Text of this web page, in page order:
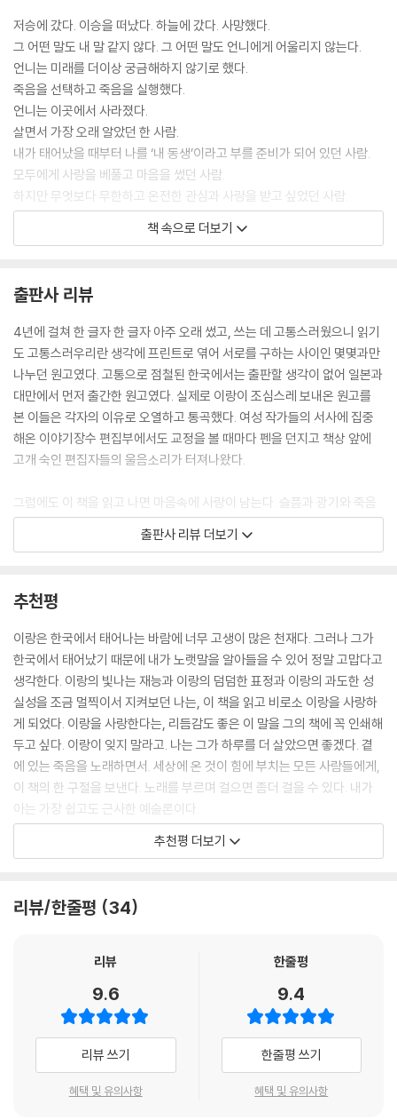
저승에 갔다. 이승을 떠났다. 하늘에 갔다. 사망했다.
그 어떤 말도 내 말 같지 않다. 그 어떤 말도 언니에게 어울리지 않는다.
언니는 미래를 더이상 궁금해하지 않기로 했다.
죽음을 선택하고 죽음을 실행했다.
언니는 이곳에서 사라졌다.
살면서 가장 오래 알았던 한 사람.
내가 태어났을 때부터 나를 ‘내 동생’이라고 부를 준비가 되어 있던 사람.
모두에게 사랑을 베풀고 마음을 썼던 사람.
하지만 무엇보다 무한하고 온전한 관심과 사랑을 받고 싶었던 사람.
그 한 사람의 인생과 이야기가 중단되었다. 나는 언니가 남긴 생각의 조각,
--- 「언니를 찾아서 _이슬(1983.11.3.~2021.12.10.)」 중에서
울면서 노래를 지어 불렀다. 내 입에서 흘러나오는 노래 가사를 울면서 받
아 적었다. 울면서 가사를 다듬었다. 완성한 노래를 세상에 꺼내놓았다. 그
리고 약을 먹고 잠이 들었다. 내 꿈속에는 여전히 서른다섯 살인 M과, 여전
히 서른네 살인 D와, 여전히 서른여덟 살인 언니가 등장했다. 언니의 마지
막 말도, M의 마지막 말도, D의 마지막(은 아니지만 투병중 자주 했던) 말
도 전부 ‘사랑’이었다는 것이 갑자기 기억났다.
사랑해, 이게 내 진심.
사랑했고, 사랑해요.
후년에는 언니보다 한 살 더 나이를 먹는다.
--- 「세 가지 죽음과 세 가지 사랑」 중에서
내가 아는 언니는 항상 나보다 공부를 잘했고, 나보다 사교적이고, 나보다
몸집이 크고 목소리가 크고 힘이 셌다. 뭐든 나보다 먼저였다. 중학교에 간
언니가 내 눈썹 정리를 해주었고, 코와 귀와 배꼽에 피어싱을 한 언니가 내
귀를 뚫어주었다. 나는 언니가 사온 테이프와 시디로 음악을 들었고, 언니
가 읽는 책, 언니가 읽는 잡지를 따라 읽었다. 언니가 가는 곳, 언니의 친구
들이 전부 궁금했다. 그것들이 점점 궁금해지지 않은 것은 중학교에 갈 즈
음부터였던 것 같다. 아니 그보다 더 뒤였던가. 내가 집을 나오게 된 이후였
생각해보니 18세에 집을 나와 고시원에 들어갔을 때, 내가 사는 고시원에
만 와줬다. 하지만 내게 열 살 연상의 애인이 있다는 걸 엄마에게 꼰지른 것
도 언니이고, 나 때문에 수능을 망쳐서 가고 싶은 대학에 못 갔다며(내가
찾아다니며 학원비를 받아내느라 공부할 시간이 부족했다고 한다) 두고두
고 나를 미워하기도 했다. 그때부터 언니는 나를 ‘너만 너 하고 싶은 대로
한다’며 비난했다. 하지만 점점 ‘너라도 너 하고 싶은 대로 하고 살라’고 말
을 바꾸었다.
언니는 가족이 싫다고 10대 때 집을 떠나 돌아오지 않는 내가, 부럽고 미웠
을까. 엄마와 아빠, 할머니와 동생을 돌보느라 정신없던 언니에게 나는 수
책 속으로 더보기
출판사 리뷰
4년에 걸쳐 한 글자 한 글자 아주 오래 썼고, 쓰는 데 고통스러웠으니 읽기
도 고통스러우리란 생각에 프린트로 엮어 서로를 구하는 사이인 몇몇과만
나누던 원고였다. 고통으로 점철된 한국에서는 출판할 생각이 없어 일본과
대만에서 먼저 출간한 원고였다. 실제로 이랑이 조심스레 보내온 원고를
본 이들은 각자의 이유로 오열하고 통곡했다. 여성 작가들의 서사에 집중
해온 이야기장수 편집부에서도 교정을 볼 때마다 펜을 던지고 책상 앞에
고개 숙인 편집자들의 울음소리가 터져나왔다.
그럼에도 이 책을 읽고 나면 마음속에 사랑이 남는다. 슬픔과 광기와 죽음
의 역사이지만, 또한 그후 끝내 이랑을 일으켜 밥을 먹게 하고 계속해서 살
아 버티게 한 영원하고 무구한 사랑의 역사이기도 하기 때문이다.
말한다.
“이 책을 죽기 살기로 읽어주세요.”
_‘프롤로그’ 중에서
그리고 20년간 함께 살다 세상을 떠난 고양이 준이치의 입을 빌려 잘 먹고,
잘살자고, 살아내자고 이야기한다.
“밥을 잘 먹으면 힘이 생길 거야. 밥을 잘 먹어야 해.”
_‘준이치가 이랑에게’ 중에서
이것은 “세상에 온 것이 힘에 부치는 모든 사람들에게”(김하나 추천사),
그리고 “사랑 때문에 가슴 찢어진 채 살고 있는 사람에게”(정혜윤 추천사)
“그래그래, 네가 힘들고 죽고 싶을 만도 하지. 엄마는 미쳤고, 아빠는 쌍놈
할매들도 다 정신병자고, 친척들은 사기꾼이니.”
_‘엄마와 딸들의 미친년의 역사’ 중에서
폭력이 난무하는 부모 아래서 자라난 3남매는 서로를 혈연이 아닌 ‘피해생
존자 동지’로서 사랑한다고 말한다. 그럼에도 어린 이랑은 엄마를 너무나
출판사 리뷰 더보기
추천평
이랑은 한국에서 태어나는 바람에 너무 고생이 많은 천재다. 그러나 그가
한국에서 태어났기 때문에 내가 노랫말을 알아들을 수 있어 정말 고맙다고
생각한다. 이랑의 빛나는 재능과 이랑의 덤덤한 표정과 이랑의 과도한 성
실성을 조금 멀찍이서 지켜보던 나는, 이 책을 읽고 비로소 이랑을 사랑하
게 되었다. 이랑을 사랑한다는, 리듬감도 좋은 이 말을 그의 책에 꼭 인쇄해
두고 싶다. 이랑이 잊지 말라고. 나는 그가 하루를 더 살았으면 좋겠다. 곁
에 있는 죽음을 노래하면서. 세상에 온 것이 힘에 부치는 모든 사람들에게,
이 책의 한 구절을 보낸다. 노래를 부르며 걸으면 좀더 걸을 수 있다. 내가
아는 가장 쉽고도 근사한 예술론이다.
- 김하나 (작가, 〈여둘톡〉 팟캐스터)
이 노래들은 왜 이렇게 좋은지 궁금했다. 책을 읽으며 미안해졌다. 한 사람
오늘도 잘 지냈길, 건강하고 행복해지길 바라게 되는구나. 이랑은 세상에
서 가장 연약한 살을 가지고 있어서 이랑이 건강해지면 우리도 조금은 건
강해지고, 이랑은 너무 많은 고통을 받아서 이랑이 행복해지면 우리도 조
자길, 너무 무섭지 않고, 사랑받고, 행복한 하루를 지냈길 바라게 될 것 같
- 정서경 (시나리오 작가)
추천평 더보기
리뷰/한줄평 34
리뷰
9.6
리뷰 쓰기
혜택 및 유의사항
한줄평
9.4
한줄평 쓰기
혜택 및 유의사항